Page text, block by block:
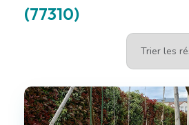
(77310)